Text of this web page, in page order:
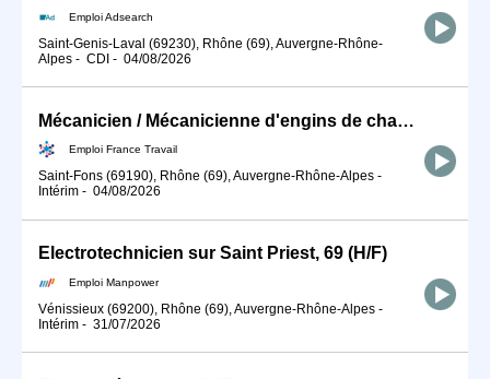
Emploi Adsearch
Saint-Genis-Laval (69230), Rhône (69), Auvergne-Rhône-
Alpes - CDI - 04/08/2026
Mécanicien / Mécanicienne d'engins de chantier et de travaux publ (H/F)
Emploi France Travail
Saint-Fons (69190), Rhône (69), Auvergne-Rhône-Alpes -
Intérim - 04/08/2026
Electrotechnicien sur Saint Priest, 69 (H/F)
Emploi Manpower
Vénissieux (69200), Rhône (69), Auvergne-Rhône-Alpes -
Intérim - 31/07/2026